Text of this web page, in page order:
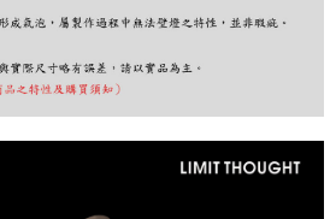
欲退款等相關疑問，請聯繫「AFTEE先享後付
support/home
公司提供之「AFTEE先享後付」服務完成之交
提供個人資料，並將交易相關給付款項請求債
司。
請瀏覽以下網址：
得法定代理人或監護人之同意方可使用